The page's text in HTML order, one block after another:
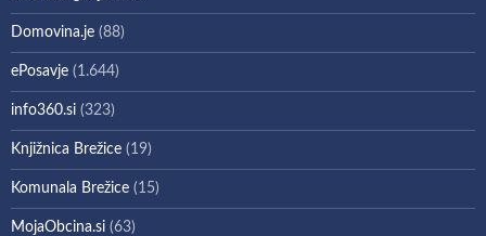
Domovina.je (88)
ePosavje (1.644)
info360.si (323)
Knjižnica Brežice (19)
Komunala Brežice (15)
MojaObcina.si (63)